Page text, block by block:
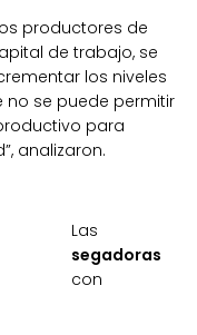
productores de
de trabajo, se
los niveles
no se puede permitir
para
analizaron.
Las
segadoras
con